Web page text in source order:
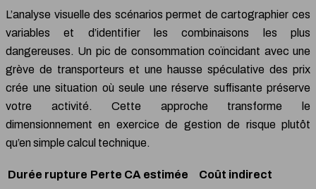
L’analyse visuelle des scénarios permet de cartographier ces
variables et d’identifier les combinaisons les plus
dangereuses. Un pic de consommation coïncidant avec une
grève de transporteurs et une hausse spéculative des prix
crée une situation où seule une réserve suffisante préserve
votre activité. Cette approche transforme le
dimensionnement en exercice de gestion de risque plutôt
qu’en simple calcul technique.
Durée rupture Perte CA estimée
Coût indirect